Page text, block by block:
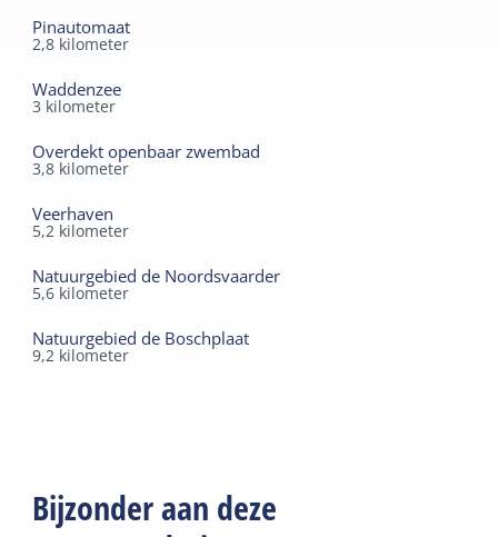
Pinautomaat
2,8 kilometer
Waddenzee
3 kilometer
Overdekt openbaar zwembad
3,8 kilometer
Veerhaven
5,2 kilometer
Natuurgebied de Noordsvaarder
5,6 kilometer
Natuurgebied de Boschplaat
9,2 kilometer
Bijzonder aan deze